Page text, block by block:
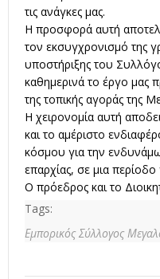
τις ανάγκες μας.
Η προσφορά αυτή
τον εκσυγχρονισμό της
υποστήριξης του
καθημερινά το έργο μας
της τοπικής αγοράς της
Η χειρονομία αυτή
και το αμέριστο
κόσμου για την
επαρχίας, σε μια
Ο πρόεδρος και το
Tags:
Εμπορικός Σύλλογος